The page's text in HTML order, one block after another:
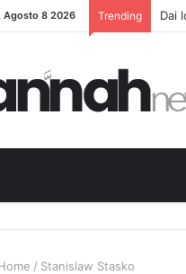
Agosto 8 2026 Trending Dai
/ Stanislaw Stasko